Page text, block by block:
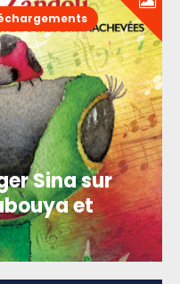
Sina sur
et